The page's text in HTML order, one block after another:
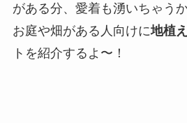
がある分、愛着も湧いちゃう
お庭や畑がある人向けに地植え
トを紹介するよ〜！